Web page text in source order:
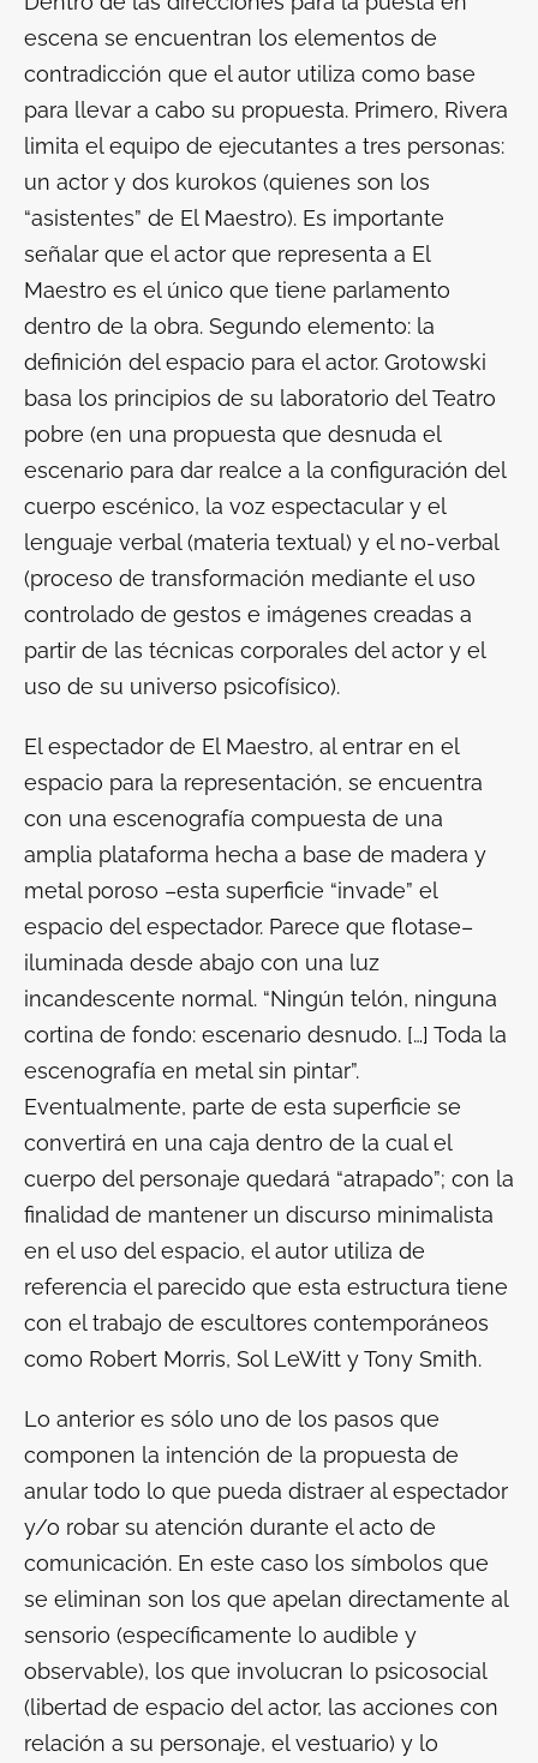
escena se encuentran los elementos de
contradicción que el autor utiliza como base
para llevar a cabo su propuesta. Primero, Rivera
limita el equipo de ejecutantes a tres personas:
un actor y dos kurokos (quienes son los
“asistentes” de El Maestro). Es importante
señalar que el actor que representa a El
Maestro es el único que tiene parlamento
dentro de la obra. Segundo elemento: la
definición del espacio para el actor. Grotowski
basa los principios de su laboratorio delTeatro
pobre (en una propuesta que desnuda el
escenario para dar realce a la configuración del
cuerpo escénico, la voz espectacular y el
lenguaje verbal (materia textual) y el no-verbal
(proceso de transformación mediante el uso
controlado de gestos e imágenes creadas a
partir de las técnicas corporales del actor y el
uso de su universo psicofísico).
El espectador de El Maestro, al entrar en el
espacio para la representación, se encuentra
con una escenografía compuesta de una
amplia plataforma hecha a base de madera y
metal poroso –esta superficie “invade” el
espacio del espectador. Parece que flotase–
iluminada desde abajo con una luz
incandescente normal. “Ningún telón, ninguna
cortina de fondo: escenario desnudo. […] Toda la
escenografía en metal sin pintar”.
Eventualmente, parte de esta superficie se
convertirá en una caja dentro de la cual el
cuerpo del personaje quedará “atrapado”; con la
finalidad de mantener un discurso minimalista
en el uso del espacio, el autor utiliza de
referencia el parecido que esta estructura tiene
con el trabajo de escultores contemporáneos
como Robert Morris, Sol LeWitt y Tony Smith.
Lo anterior es sólo uno de los pasos que
componen la intención de la propuesta de
anular todo lo que pueda distraer al espectador
y/o robar su atención durante el acto de
comunicación. En este caso los símbolos que
se eliminan son los que apelan directamente al
sensorio (específicamente lo audible y
observable), los que involucran lo psicosocial
(libertad de espacio del actor, las acciones con
relación a su personaje, el vestuario) y lo